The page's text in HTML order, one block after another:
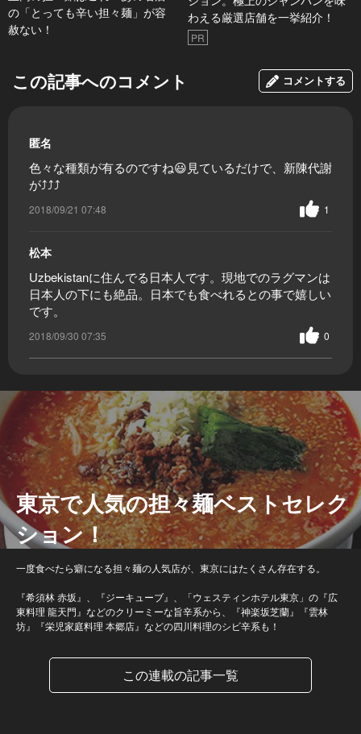
の「とっても辛い担々麺」が容
赦ない！
わえる厳選店舗を一挙紹介！
PR
この記事へのコメント コメントする
匿名
色々な種類が有るのですね😃見ているだけで、新陳代謝
が⤴⤴⤴
2018/09/21 07:48 1
松本
Uzbekistanに住んでる日本人です。現地でのラグマンは
日本人の下にも絶品。日本でも食べれるとの事で嬉しい
です。
2018/09/30 07:35 0
東京で人気の担々麺ベストセレク
ション！
一度食べたら癖になる担々麺の人気店が、東京にはたくさん存在する。
『希須林 赤坂』、『ジーキューブ』、「ウェスティンホテル東京」の『広
東料理 龍天門』などのクリーミーな旨辛系から、『神楽坂芝蘭』『雲林
坊』『栄児家庭料理 本郷店』などの四川料理のシビ辛系も！
この連載の記事一覧